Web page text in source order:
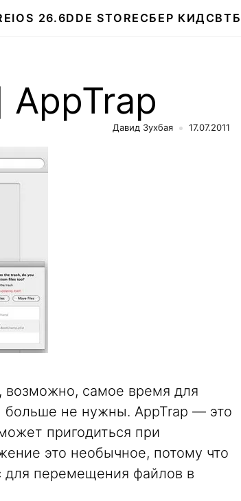
IOS 26.6DDE STORE СБЕР КИДС
AppTrap
Давид Зухбая 17.07.2011
возможно, самое время для
больше не нужны. AppTrap — это
пригодиться при
это необычное, потому что
для перемещения файлов в